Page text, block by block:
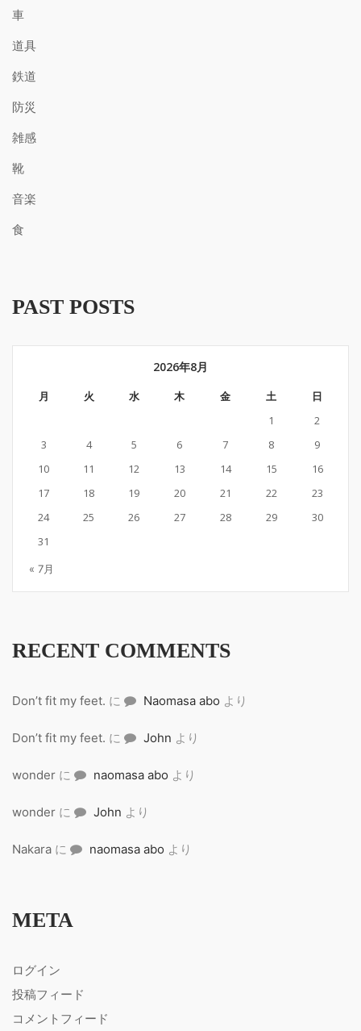
車
道具
鉄道
防災
雑感
靴
音楽
食
PAST POSTS
2026年8月
月 火 水 木 金 土
日
1
2
3
4 5 6 7 8
9
10
11 12 13 14 15
16
17
18 19 20 21 22
23
24
25 26 27 28 29
30
31
« 7月
RECENT COMMENTS
Don’t fit my feet. に Naomasa abo より
Don’t fit my feet. に John より
wonder に naomasa abo より
wonder に John より
Nakara に naomasa abo より
META
ログイン
投稿フィード
コメントフィード